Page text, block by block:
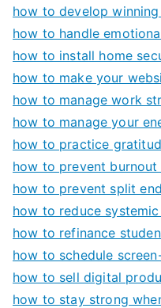
how to develop
how to handle
how to install home
how to make your
how to manage work
how to manage your
how to practice
how to prevent burnout
how to prevent split
how to reduce
how to refinance
how to schedule
how to sell digital
how to stay strong